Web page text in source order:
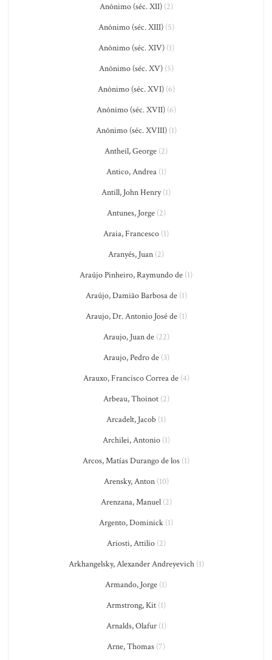
Anônimo (séc. XII)(2)
Anônimo (séc. XIII)(5)
Anônimo (séc. XIV)(1)
Anônimo (séc. XV)(5)
Anônimo (séc. XVI)(6)
Anônimo (séc. XVII)(6)
Anônimo (séc. XVIII)(1)
Antheil, George (2)
Antico, Andrea(1)
Antill, John Henry(1)
Antunes, Jorge(2)
Araia, Francesco (1)
Aranyés, Juan (2)
Araújo Pinheiro, Raymundo de (1)
Araújo, Damião Barbosa de(1)
Araujo, Dr. Antonio José de(1)
Araujo, Juan de(22)
Araujo, Pedro de(3)
Arauxo, Francisco Correa de(4)
Arbeau, Thoinot(2)
Arcadelt, Jacob (1)
Archilei, Antonio(1)
Arcos, Matías Durango de los (1)
Arensky, Anton(10)
Arenzana, Manuel(2)
Argento, Dominick (1)
Ariosti, Attilio(2)
Arkhangelsky, Alexander Andreyevich(1)
Armando, Jorge (1)
Armstrong, Kit (1)
Arnalds, Olafur(1)
Arne, Thomas (7)